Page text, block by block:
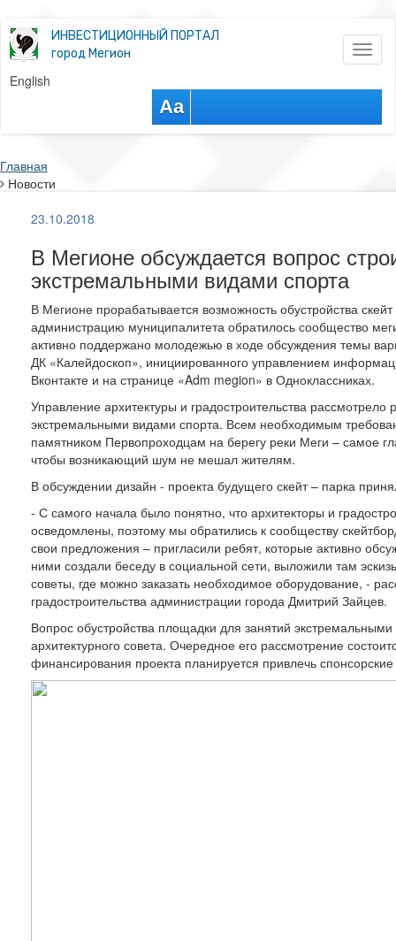
ИНВЕСТИЦИОННЫЙ ПОРТАЛ
город Мегион
English
Aa
Главная
Новости
23.10.2018
В Мегионе обсуждается вопрос
экстремальными видами спорта
В Мегионе прорабатывается возможность обустройства
администрацию муниципалитета обратилось сообщество
активно поддержано молодежью в ходе обсуждения темы
ДК «Калейдоскоп», инициированного управлением
Вконтакте и на странице «Adm megion» в Одноклассниках.
Управление архитектуры и градостроительства
экстремальными видами спорта. Всем необходимым
памятником Первопроходцам на берегу реки Меги – самое
чтобы возникающий шум не мешал жителям.
В обсуждении дизайн - проекта будущего скейт – парка
- С самого начала было понятно, что архитекторы и
осведомлены, поэтому мы обратились к сообществу
свои предложения – пригласили ребят, которые активно
ними создали беседу в социальной сети, выложили там
советы, где можно заказать необходимое оборудование, -
градостроительства администрации города Дмитрий Зайцев.
Вопрос обустройства площадки для занятий
архитектурного совета. Очередное его рассмотрение
финансирования проекта планируется привлечь спонсорские